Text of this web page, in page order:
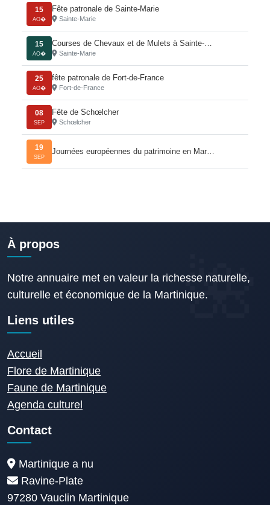
15
AO�
Fête patronale de Sainte-Marie
Sainte-Marie
15
AO�
Courses de Chevaux et de Mulets à Sainte-…
Sainte-Marie
25
AO�
fête patronale de Fort-de-France
Fort-de-France
08
SEP
Fête de Schœlcher
Schœlcher
19
SEP
Journées européennes du patrimoine en Mar…
À propos
Notre annuaire met en valeur la richesse naturelle,
culturelle et économique de la Martinique.
Liens utiles
Accueil
Flore de Martinique
Faune de Martinique
Agenda culturel
Contact
Martinique a nu
Ravine-Plate
97280 Vauclin Martinique